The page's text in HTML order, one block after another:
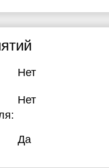
Нет
Нет
Да
18:00
20:00